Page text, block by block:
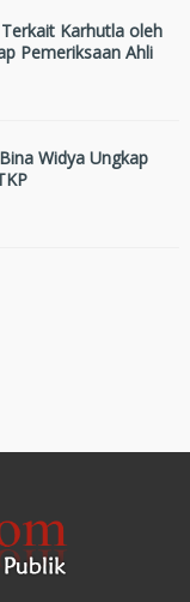
Karhutla oleh
Pemeriksaan Ahli
Widya Ungkap